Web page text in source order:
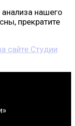
нашего
прекратите
сайте Студии